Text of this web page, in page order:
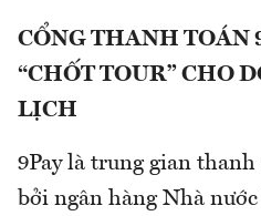
CỔNG THANH TOÁN
“CHỐT TOUR” CHO
LỊCH
9Pay là trung gian thanh
bởi ngân hàng Nhà